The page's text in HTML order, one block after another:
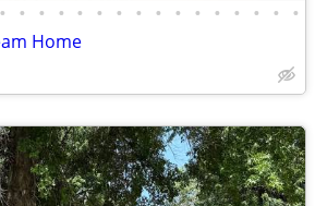
• • • • • • • • • • • • • • • •
Home